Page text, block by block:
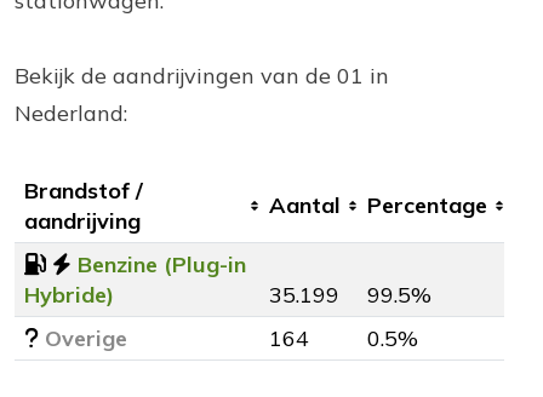
Bekijk de aandrijvingen van de 01 in
Nederland:
Brandstof /
aandrijving
Aantal Percentage
Benzine (Plug-in
Hybride)
35.199
99.5%
Overige
164 0.5%